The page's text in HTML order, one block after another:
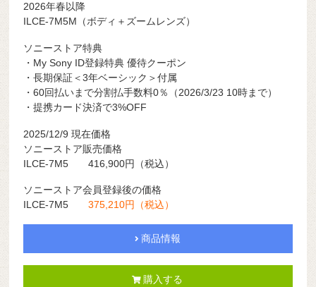
2026年春以降
ILCE-7M5M（ボディ＋ズームレンズ）
ソニーストア特典
・My Sony ID登録特典 優待クーポン
・長期保証＜3年ベーシック＞付属
・60回払いまで分割払手数料0％（2026/3/23 10時まで）
・提携カード決済で3%OFF
2025/12/9 現在価格
ソニーストア販売価格
ILCE-7M5 416,900円（税込）
ソニーストア会員登録後の価格
ILCE-7M5375,210円（税込）
商品情報
購入する